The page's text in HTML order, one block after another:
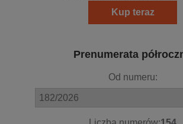
Kup teraz
Prenumerata
Od numeru: